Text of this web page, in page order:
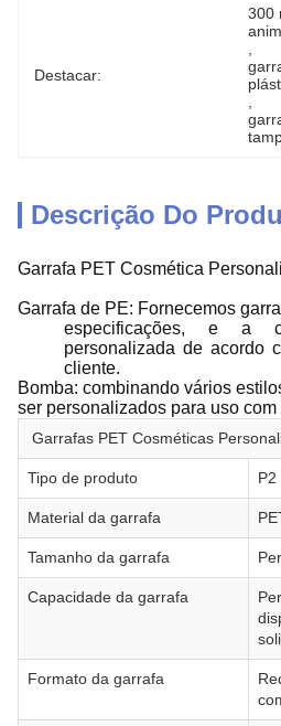
Destacar:
300
Descrição Do
Garrafa PET Cosmética
Garrafa de PE: Fornecemos
especificações, e a
personalizada de acordo
cliente.
Bomba: combinando vários
ser personalizados para uso com
Garrafas PET Cosméticas
Tipo de produto P2
Material da garrafa
Tamanho da garrafa
Capacidade da garrafa
Formato da garrafa